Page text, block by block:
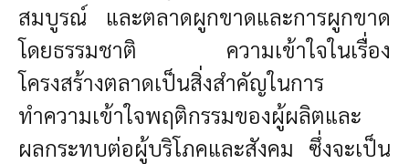
สมบูรณ์ และตลาดผูกขาดและการผูกขาด
โดยธรรมชาติ ความเข้าใจในเรื่อง
โครงสร้างตลาดเป็นสิ่งสำคัญในการ
ทำความเข้าใจพฤติกรรมของผู้ผลิตและ
ผลกระทบต่อผู้บริโภคและสังคม ซึ่งจะเป็น